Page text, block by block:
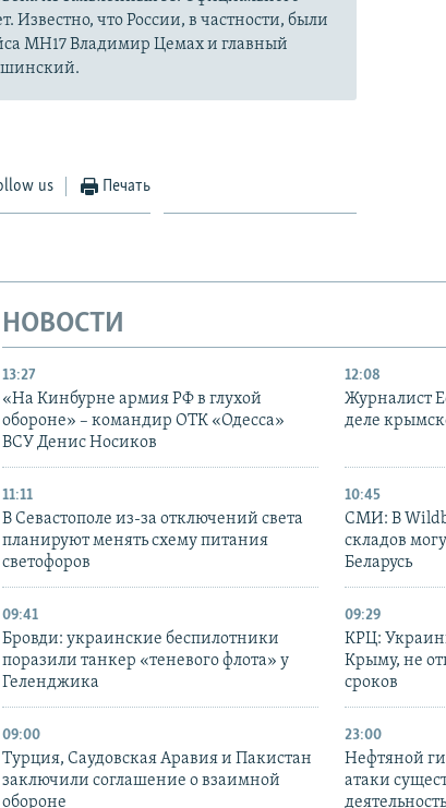
Известно, что России, в частности, были
MH17 Владимир Цемах и главный
us Печать
НОВОСТИ
13:27
«На Кинбурне армия РФ в глухой
обороне» – командир ОТК «Одесса»
ВСУ Денис Носиков
12:08
Журналист
деле
11:11
В Севастополе из-за отключений света
планируют менять схему питания
светофоров
10:45
СМИ: В
складов
Беларусь
09:41
Бровди: украинские беспилотники
поразили танкер «теневого флота» у
Геленджика
09:29
КРЦ:
Крыму, не
сроков
09:00
Турция, Саудовская Аравия и Пакистан
заключили соглашение о взаимной
обороне
23:00
Нефтяной
атаки
деятельность